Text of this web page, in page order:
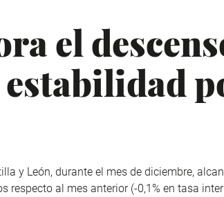
el
y León, durante el mes de diciembre,
respecto al mes anterior (-0,1% en tasa